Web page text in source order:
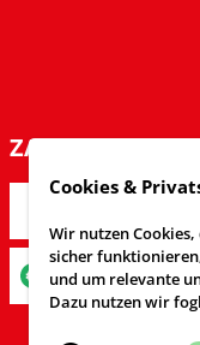
ZAHLARTEN
Cookies &
Wir nutzen
sicher
und um relevante
Dazu nutzen wir